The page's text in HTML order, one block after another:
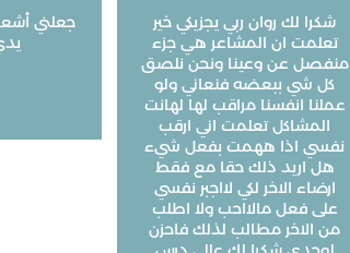
جعلني
شكرا لك روان ربي يجزيكي خير
تعلمت ان المشاعر هي جزء
منفصل عن وعينا ونحن نلصق
كل شي ببعضه فنعاني ولو
عملنا انفسنا مراقب لها لهانت
المشاكل تعلمت اني ارقب
نفسي اذا ههمت بفعل شيء
هل اريد ذلك حقا مع فقط
ارضاء الاخر لكي لااجبر نفسي
على فعل مالااحب ولا اطلب
من الاخر مطالب لذلك فاحزن